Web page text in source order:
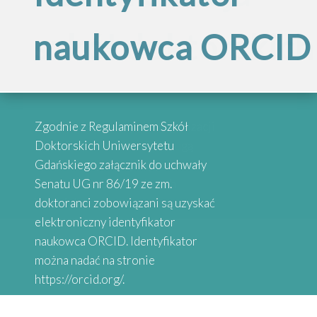
szkół doktorskich
Przypominamy, że po reorganizacji
Szkół Doktorskich UG obsługą
administracyjną zajmują się
wybrane osoby przy danych
Wydziałach
naukowca ORCID
Zgodnie z Regulaminem Szkół
Doktorskich Uniwersytetu
Gdańskiego załącznik do uchwały
Senatu UG nr 86/19 ze zm.
doktoranci zobowiązani są uzyskać
elektroniczny identyfikator
naukowca ORCID. Identyfikator
można nadać na stronie
https://orcid.org/.
Szkół
Doktorskich
Uniwersytetu
Gdańskiego”
historie
absolwentów
zapoznania się z historiami osób,
które uzyskały stopień doktora.
Absolwenci studiów doktoranckich
SEA-EU DOC opowiadają o swoich